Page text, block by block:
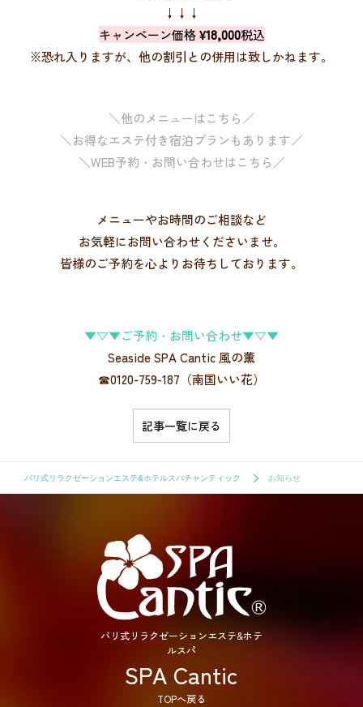
↓↓↓
キャンペーン価格¥18,000税込
※恐れ入りますが、他の割引との併用は致しかねます。
＼他のメニューはこちら／
＼お得なエステ付き宿泊プランもあります／
＼WEB予約・お問い合わせはこちら／
メニューやお時間のご相談など
お気軽にお問い合わせくださいませ。
皆様のご予約を心よりお待ちしております。
▼▽▼ご予約・お問い合わせ▼▽▼
Seaside SPA Cantic 風の薫
☎0120-759-187（南国いい花）
記事一覧に戻る
バリ式リラクゼーションエステ&ホテルスパチャンティック お知らせ
バリ式リラクゼーションエステ&ホテ
ルスパ
SPA Cantic
TOPへ戻る